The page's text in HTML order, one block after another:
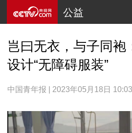
公益
岂曰无衣，与子同袍
设计“无障碍服装”
中国青年报 | 2023年05月18日 10:03